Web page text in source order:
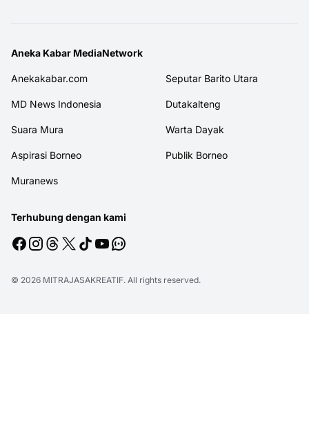
Aneka Kabar MediaNetwork
Anekakabar.com Seputar Barito Utara
MD News Indonesia Dutakalteng
Suara Mura Warta Dayak
Aspirasi Borneo Publik Borneo
Muranews
Terhubung dengan kami
© 2026 MITRAJASAKREATIF. All rights reserved.